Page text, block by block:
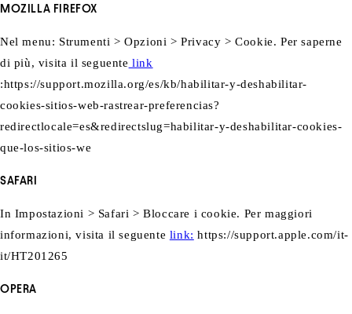
MOZILLA FIREFOX
Nel menu: Strumenti > Opzioni > Privacy > Cookie. Per saperne
di più, visita il seguente link
:https://support.mozilla.org/es/kb/habilitar-y-deshabilitar-
cookies-sitios-web-rastrear-preferencias?
redirectlocale=es&redirectslug=habilitar-y-deshabilitar-cookies-
que-los-sitios-we
SAFARI
In Impostazioni > Safari > Bloccare i cookie. Per maggiori
informazioni, visita il seguente link: https://support.apple.com/it-
it/HT201265
OPERA